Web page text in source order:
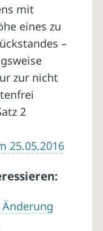
mit
eines zu
–
zur nicht
2
25.05.2016